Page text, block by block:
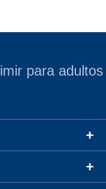
para adultos
+
+